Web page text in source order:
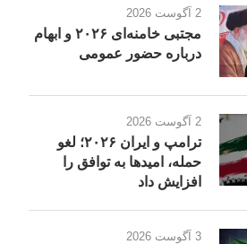
2 آگوست 2026
مجتبی خامنه‌ای ۲۰۲۶ و ابهام
درباره حضور عمومی
2 آگوست 2026
ترامپ و ایران ۲۰۲۶؛ لغو
حمله، امیدها به توافق را
افزایش داد
3 آگوست 2026